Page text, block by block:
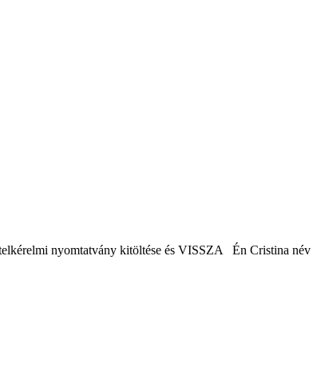
nyomtatvány kitöltése és VISSZA Én Cristina név